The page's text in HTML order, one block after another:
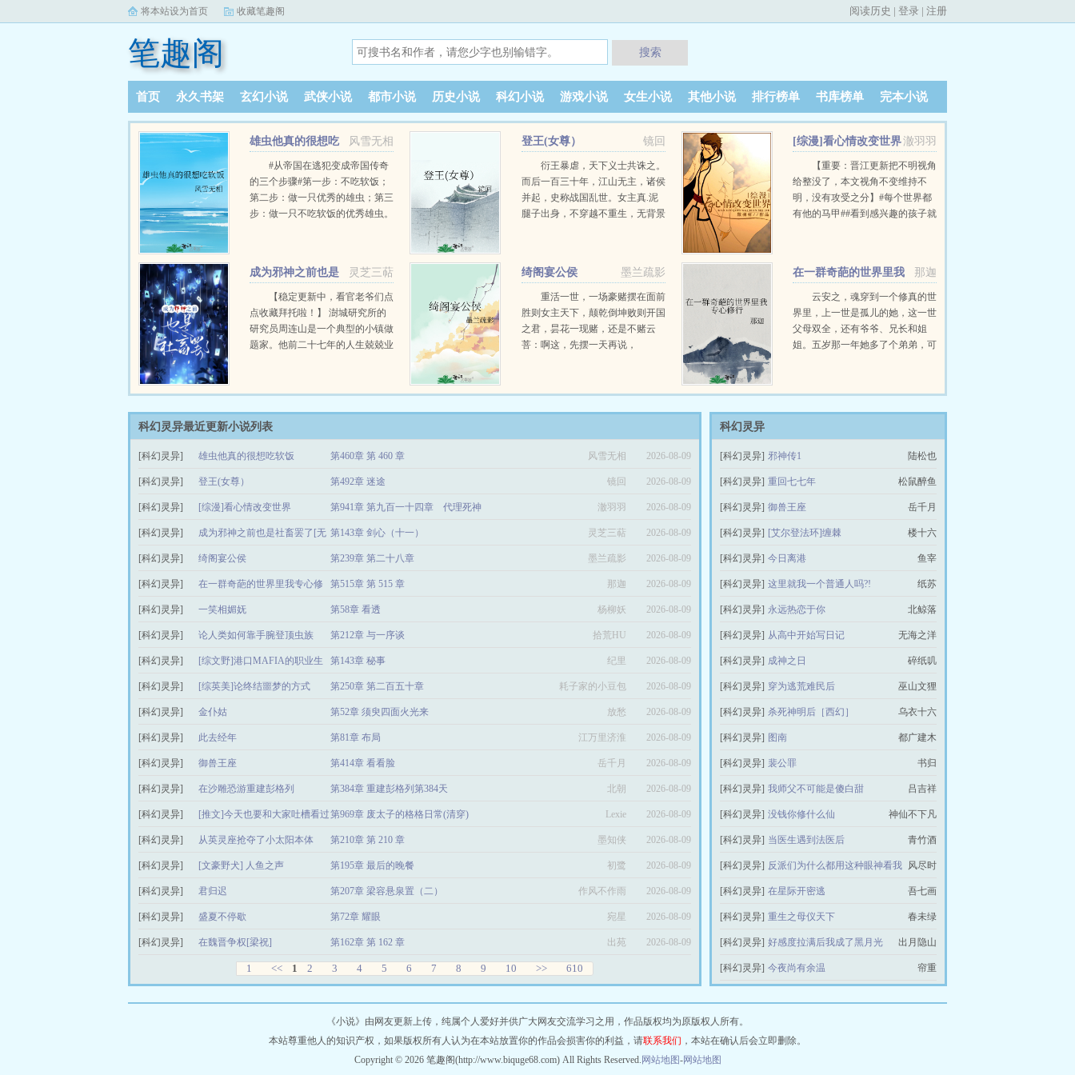
将本站设为首页 收藏笔趣阁 阅读历史 | 登录 | 注册
笔趣阁 搜索
首页 永久书架 玄幻小说 武侠小说 都市小说 历史小说 科幻小说 游戏小说 女生小说 其他小说 排行榜单 书库榜单 完本小说
阅读记录
风雪无相
雄虫他真的很想吃
软饭#从帝国在逃犯变成帝国传奇
的三个步骤#第一步：不吃软饭；
第二步：做一只优秀的雄虫；第三
步：做一只不吃软饭的优秀雄虫。
身上唯一能够诟病的地方只有他的
婚姻情况。作为一只珍稀无比的高
级雄虫，他居然公然违背婚姻法，
只娶了一位雌君，而且那位还没有
生育能力。简直没天理！但……再
镜回
登王(女尊）
衍王暴虐，天下义士共诛之。
而后一百三十年，江山无主，诸侯
并起，史称战国乱世。女主真.泥
腿子出身，不穿越不重生，无背景
感情线，但感情不是主线。算是一
篇草根王成长的观察记录了。 …
澈羽羽
[综漫]看心情改变世界
【重要：晋江更新把不明视角
给整没了，本文视角不变维持不
明，没有攻受之分】#每个世界都
有他的马甲##看到感兴趣的孩子就
Boss，然后花样换下一个世界的故
事！每次进入新世界都有一个新的
马甲，附带特殊能力食用指南：1.
本文是上一部[综]蓝染的续作，不
过没看过上部不要紧，不影响阅
灵芝三萜
成为邪神之前也是
社畜罢了[无限流]
【稳定更新中，看官老爷们点
点收藏拜托啦！】 澍城研究所的
研究员周连山是一个典型的小镇做
题家。他前二十七年的人生兢兢业
贷，过得辛苦但充实。这一切都毁
密室逃脱。在跨进这扇门的瞬间，
他被拉进了一个光怪陆离的新世
界，在这里，每一个通过筛选的玩
从此徘徊于一个个密室之间，生活
轨道被彻底改变…
墨兰疏影
绮阁宴公侯
重活一世，一场豪赌摆在面前
胜则女主天下，颠乾倒坤败则开国
之君，昙花一现赌，还是不赌云
菩：啊这，先摆一天再说，
不要纠结部分设定合理不合理啦*
统宫斗*古代架空，背景勿考究，
文中人物均具有历史局限性*部分
那迦
在一群奇葩的世界里我
专心修行
云安之，魂穿到一个修真的世
界里，上一世是孤儿的她，这一世
父母双全，还有爷爷、兄长和姐
姐。五岁那一年她多了个弟弟，可
少宗主。父亲、兄长和姐姐在下面
著名的恋爱脑，母亲爱好赚钱，兄
长天天钻进厨房里不想出来，姐姐
少宗主，大概是她是他们家唯一的
正常人。等等，…
科幻灵异最近更新小说列表
[科幻灵异] 雄虫他真的很想吃软饭 第460章 第 460 章 风雪无相 2026-08-09
[科幻灵异] 登王(女尊） 第492章 迷途 镜回 2026-08-09
[科幻灵异] [综漫]看心情改变世界 第941章 第九百一十四章 代理死神 澈羽羽 2026-08-09
[科幻灵异] 成为邪神之前也是社畜罢了[无
限流]
第143章 剑心（十一） 灵芝三萜 2026-08-09
[科幻灵异] 绮阁宴公侯 第239章 第二十八章 墨兰疏影 2026-08-09
[科幻灵异] 在一群奇葩的世界里我专心修
行
第515章 第 515 章 那迦 2026-08-09
[科幻灵异] 一笑相媚妩 第58章 看透 杨柳妖 2026-08-09
[科幻灵异] 论人类如何靠手腕登顶虫族 第212章 与一序谈 拾荒HU 2026-08-09
[科幻灵异] [综文野]港口MAFIA的职业生
涯
第143章 秘事 纪里 2026-08-09
[科幻灵异] [综英美]论终结噩梦的方式 第250章 第二百五十章 耗子家的小豆包 2026-08-09
[科幻灵异] 金仆姑 第52章 须臾四面火光来 放愁 2026-08-09
[科幻灵异] 此去经年 第81章 布局 江万里济淮 2026-08-09
[科幻灵异] 御兽王座 第414章 看看脸 岳千月 2026-08-09
[科幻灵异] 在沙雕恐游重建彭格列 第384章 重建彭格列第384天 北朝 2026-08-09
[科幻灵异] [推文]今天也要和大家吐槽看过
的文
第969章 废太子的格格日常(清穿) Lexie 2026-08-09
[科幻灵异] 从英灵座抢夺了小太阳本体 第210章 第 210 章 墨知侠 2026-08-09
[科幻灵异] [文豪野犬] 人鱼之声 第195章 最后的晚餐 初鹭 2026-08-09
[科幻灵异] 君归迟 第207章 梁容悬泉置（二） 作风不作雨 2026-08-09
[科幻灵异] 盛夏不停歇 第72章 耀眼 宛星 2026-08-09
[科幻灵异] 在魏晋争权[梁祝] 第162章 第 162 章 出苑 2026-08-09
1 << 1 2 3 4 5 6 7 8 9 10 >> 610
科幻灵异
[科幻灵异] 邪神传1 陆松也
[科幻灵异] 重回七七年 松鼠醉鱼
[科幻灵异] 御兽王座 岳千月
[科幻灵异] [艾尔登法环]缠棘 楼十六
[科幻灵异] 今日离港 鱼宰
[科幻灵异] 这里就我一个普通人吗?! 纸苏
[科幻灵异] 永远热恋于你 北鲸落
[科幻灵异] 从高中开始写日记 无海之洋
[科幻灵异] 成神之日 碎纸叽
[科幻灵异] 穿为逃荒难民后 巫山文狸
[科幻灵异] 杀死神明后［西幻］ 乌衣十六
[科幻灵异] 图南 都广建木
[科幻灵异] 裴公罪 书归
[科幻灵异] 我师父不可能是傻白甜 吕吉祥
[科幻灵异] 没钱你修什么仙 神仙不下凡
[科幻灵异] 当医生遇到法医后 青竹酒
[科幻灵异] 反派们为什么都用这种眼神看我 风尽时
[科幻灵异] 在星际开密逃 吾七画
[科幻灵异] 重生之母仪天下 春未绿
[科幻灵异] 好感度拉满后我成了黑月光 出月隐山
[科幻灵异] 今夜尚有余温 帘重
《小说》由网友更新上传，纯属个人爱好并供广大网友交流学习之用，作品版权均为原版权人所有。
本站尊重他人的知识产权，如果版权所有人认为在本站放置你的作品会损害你的利益，请联系我们 ，本站在确认后会立即删除。
Copyright © 2026 笔趣阁(http://www.biquge68.com) All Rights Reserved. 网站地图-网站地图